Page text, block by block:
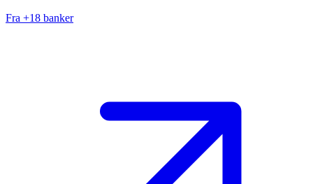
Fra +18 banker